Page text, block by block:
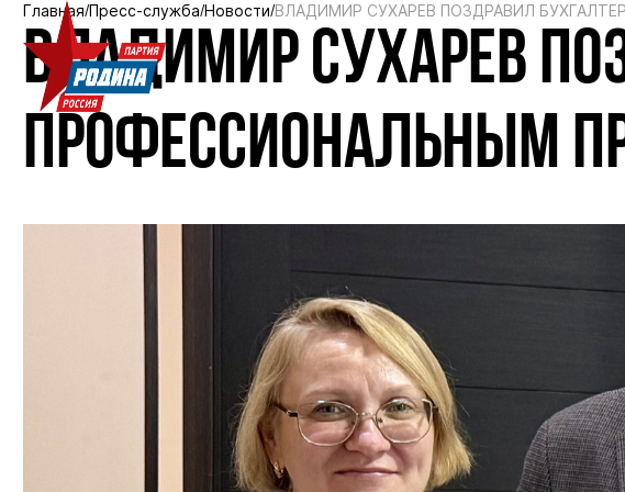
Главная Пресс-служба Новости ВЛАДИМИР СУХАРЕВ ПОЗДРАВИЛ
ВЛАДИМИР СУХАРЕВ
ПРОФЕССИОНАЛЬНЫМ